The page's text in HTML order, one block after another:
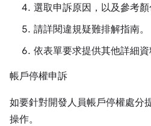
選取申訴原因，以及參考顏
請詳閱違規疑難排解指南。
依表單要求提供其他詳細資
帳戶停權申訴
如要針對開發人員帳戶停權處分
操作。